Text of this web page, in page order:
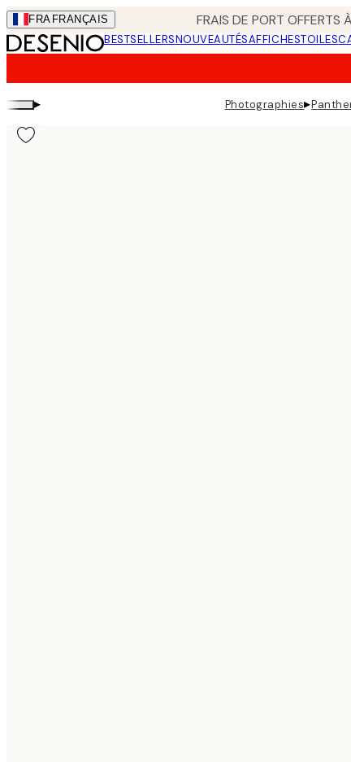
Skip
to
main
FRA FRANÇAIS FRAIS DE PORT OFFERTS
BESTSELLERSNOUVEAUTÉSAFFICHESTOILES
▸ Photographies▸